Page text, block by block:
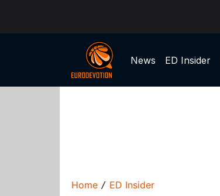
News ED Insider
Home / ED Insider